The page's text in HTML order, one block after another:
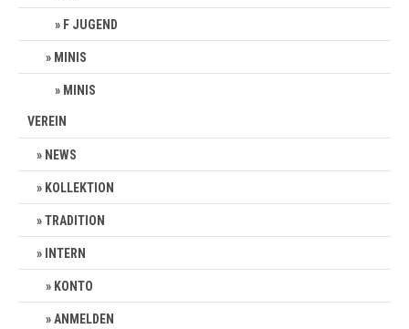
F JUGEND
MINIS
MINIS
VEREIN
NEWS
KOLLEKTION
TRADITION
INTERN
KONTO
ANMELDEN